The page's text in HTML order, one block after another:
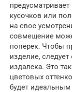
кусочков или
на свое
совмещение
поперек. Чтобы
изделие,
издалека. Это
цветовых
будет идеальным